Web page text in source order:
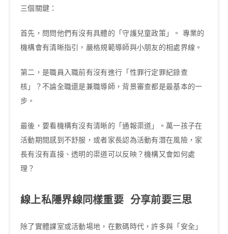
三個關鍵：
首先，問問他們有沒有具體的「守護兒童政策」。 專業的
機構會有清晰指引，嚴格規範導師與小朋友的相處界線。
第二，是職員入職前有沒有進行「性罪行定罪紀錄查
核」？不論全職還是兼職導師，背景審查都是最基本的一
步。
最後，要看機構有沒有清晰的「通報渠道」。萬一孩子在
活動期間感到不舒服，或者家長認為活動有潛在風險，家
長有沒有直接、透明的渠道可以反映？機構又會如何處
理？
線上私隱界線同樣重要 分享前要三思
除了實體課室或活動場地，在數碼時代，許多與「安全」